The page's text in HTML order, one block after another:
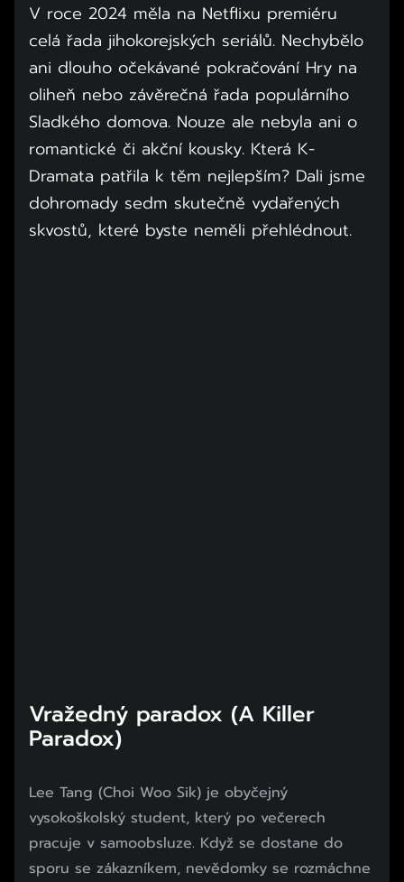
V roce 2024 měla na Netflixu premiéru
celá řada jihokorejských seriálů. Nechybělo
ani dlouho očekávané pokračování Hry na
oliheň nebo závěrečná řada populárního
Sladkého domova. Nouze ale nebyla ani o
romantické či akční kousky. Která K-
Dramata patřila k těm nejlepším? Dali jsme
dohromady sedm skutečně vydařených
skvostů, které byste neměli přehlédnout.
Vražedný paradox (A Killer
Paradox)
Lee Tang (Choi Woo Sik) je obyčejný
vysokoškolský student, který po večerech
pracuje v samoobsluze. Když se dostane do
sporu se zákazníkem, nevědomky se rozmáchne